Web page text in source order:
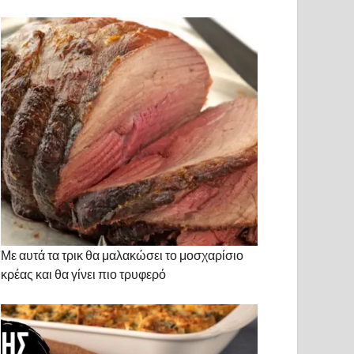
Με αυτά τα τρικ θα μαλακώσει το μοσχαρίσιο
κρέας και θα γίνει πιο τρυφερό